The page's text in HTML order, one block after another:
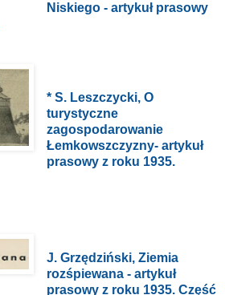
Niskiego - artykuł prasowy
* S. Leszczycki, O
turystyczne
zagospodarowanie
Łemkowszczyzny- artykuł
prasowy z roku 1935.
J. Grzędziński, Ziemia
rozśpiewana - artykuł
prasowy z roku 1935. Część